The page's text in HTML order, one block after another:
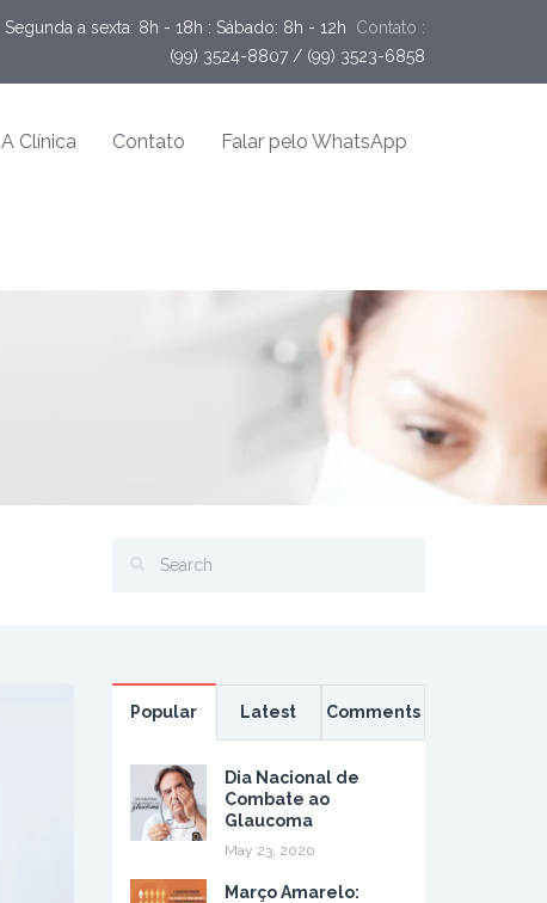
Segunda a sexta: 8h - 18h : Sábado: 8h - 12h Contato :
(99) 3524-8807 / (99) 3523-6858
A Clínica Contato Falar pelo WhatsApp
Popular Latest Comments
Dia Nacional de
Combate ao
Glaucoma
May 23, 2020
Março Amarelo: